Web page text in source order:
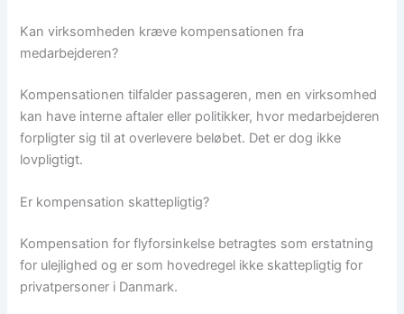
Kan virksomheden kræve kompensationen fra
medarbejderen?
Kompensationen tilfalder passageren, men en virksomhed
kan have interne aftaler eller politikker, hvor medarbejderen
forpligter sig til at overlevere beløbet. Det er dog ikke
lovpligtigt.
Er kompensation skattepligtig?
Kompensation for flyforsinkelse betragtes som erstatning
for ulejlighed og er som hovedregel ikke skattepligtig for
privatpersoner i Danmark.